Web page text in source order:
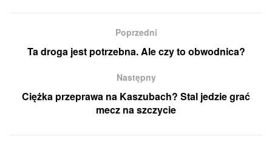
Poprzedni
Ta droga jest potrzebna. Ale czy to obwodnica?
Następny
Ciężka przeprawa na Kaszubach? Stal jedzie grać
mecz na szczycie